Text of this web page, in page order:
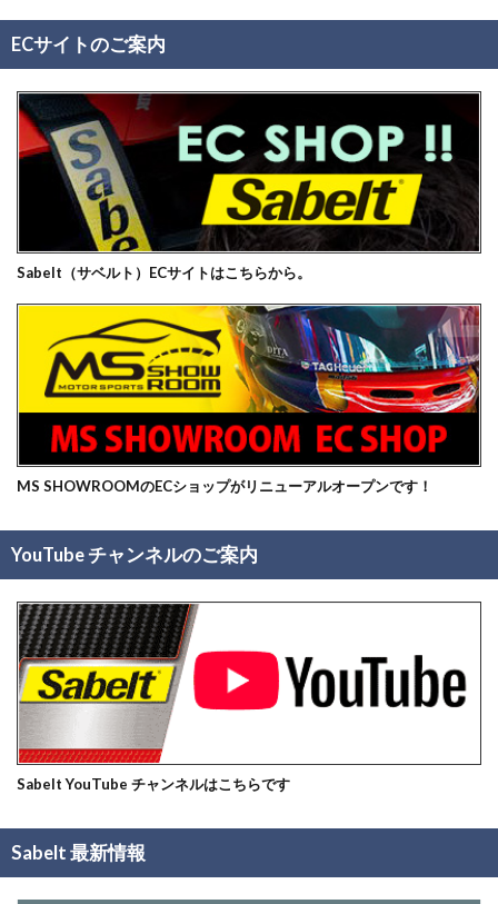
ECサイトのご案内
Sabelt（サベルト）ECサイトはこちらから。
MS SHOWROOMのECショップがリニューアルオープンです！
YouTube チャンネルのご案内
Sabelt YouTube チャンネルはこちらです
Sabelt 最新情報